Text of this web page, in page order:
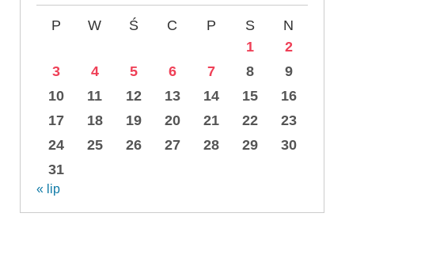
P W Ś C P S
N
1
2
3
4 5 6 7 8
9
10
11 12 13 14 15
16
17
18 19 20 21 22
23
24
25 26 27 28 29
30
31
« lip